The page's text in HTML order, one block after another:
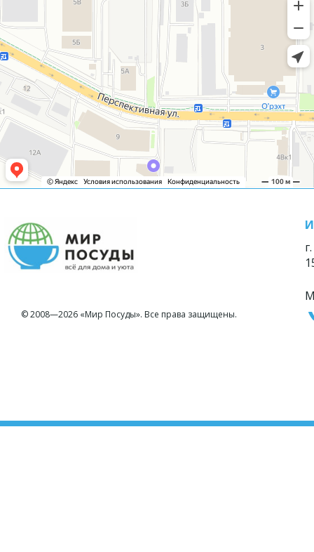
© 2008—2026 «Мир Посуды». Все права защищены.